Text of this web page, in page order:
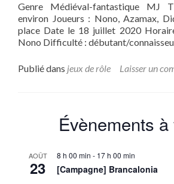
Genre Médiéval-fantastique MJ
environ Joueurs : Nono, Azamax,
place Date le 18 juillet 2020
Nono Difficulté : débutant/
Publié dans jeux de rôle Laisser un
Évènements à
AOÛT
23
8 h 00 min - 17 h 00 min
[Campagne] Brancalonia